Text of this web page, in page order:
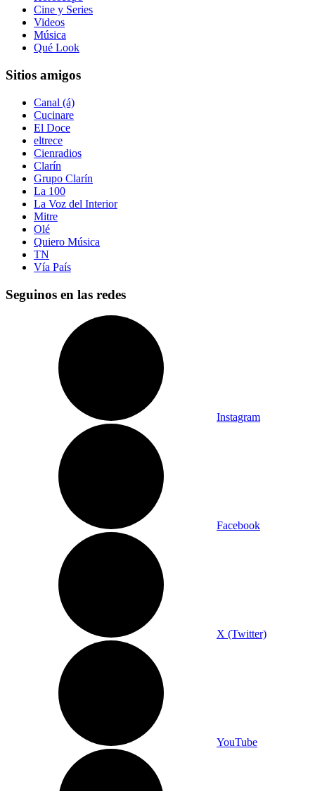
Cine y Series
Videos
Música
Qué Look
Sitios amigos
Canal (á)
Cucinare
El Doce
eltrece
Cienradios
Clarín
Grupo Clarín
La 100
La Voz del Interior
Mitre
Olé
Quiero Música
TN
Vía País
Seguinos en las redes
Instagram
Facebook
X (Twitter)
YouTube